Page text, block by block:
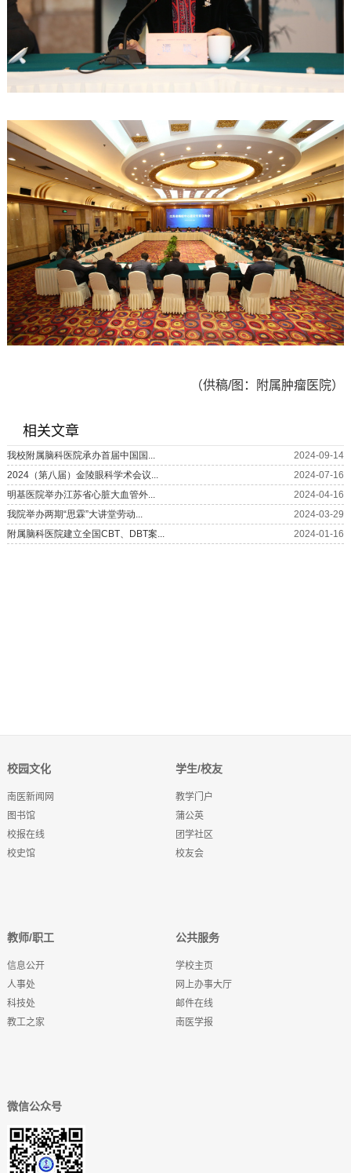
（供稿/图：附属肿瘤医院）
相关文章
校园文化
南医新闻网
图书馆
校报在线
校史馆
学生/校友
教学门户
蒲公英
团学社区
校友会
教师/职工
信息公开
人事处
科技处
教工之家
公共服务
学校主页
网上办事大厅
邮件在线
南医学报
微信公众号